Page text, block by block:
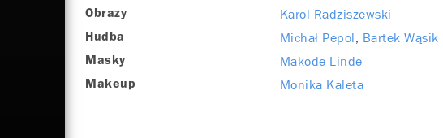
Obrazy Karol Radziszewski
Hudba Michał Pepol Bartek Wąsik
Masky Makode Linde
Makeup Monika Kaleta